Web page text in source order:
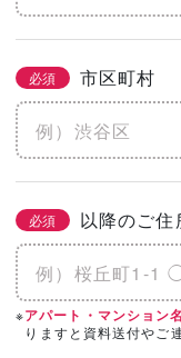
必須 市区町村
必須 以降のご住
※アパート・マンション
りますと資料送付やご